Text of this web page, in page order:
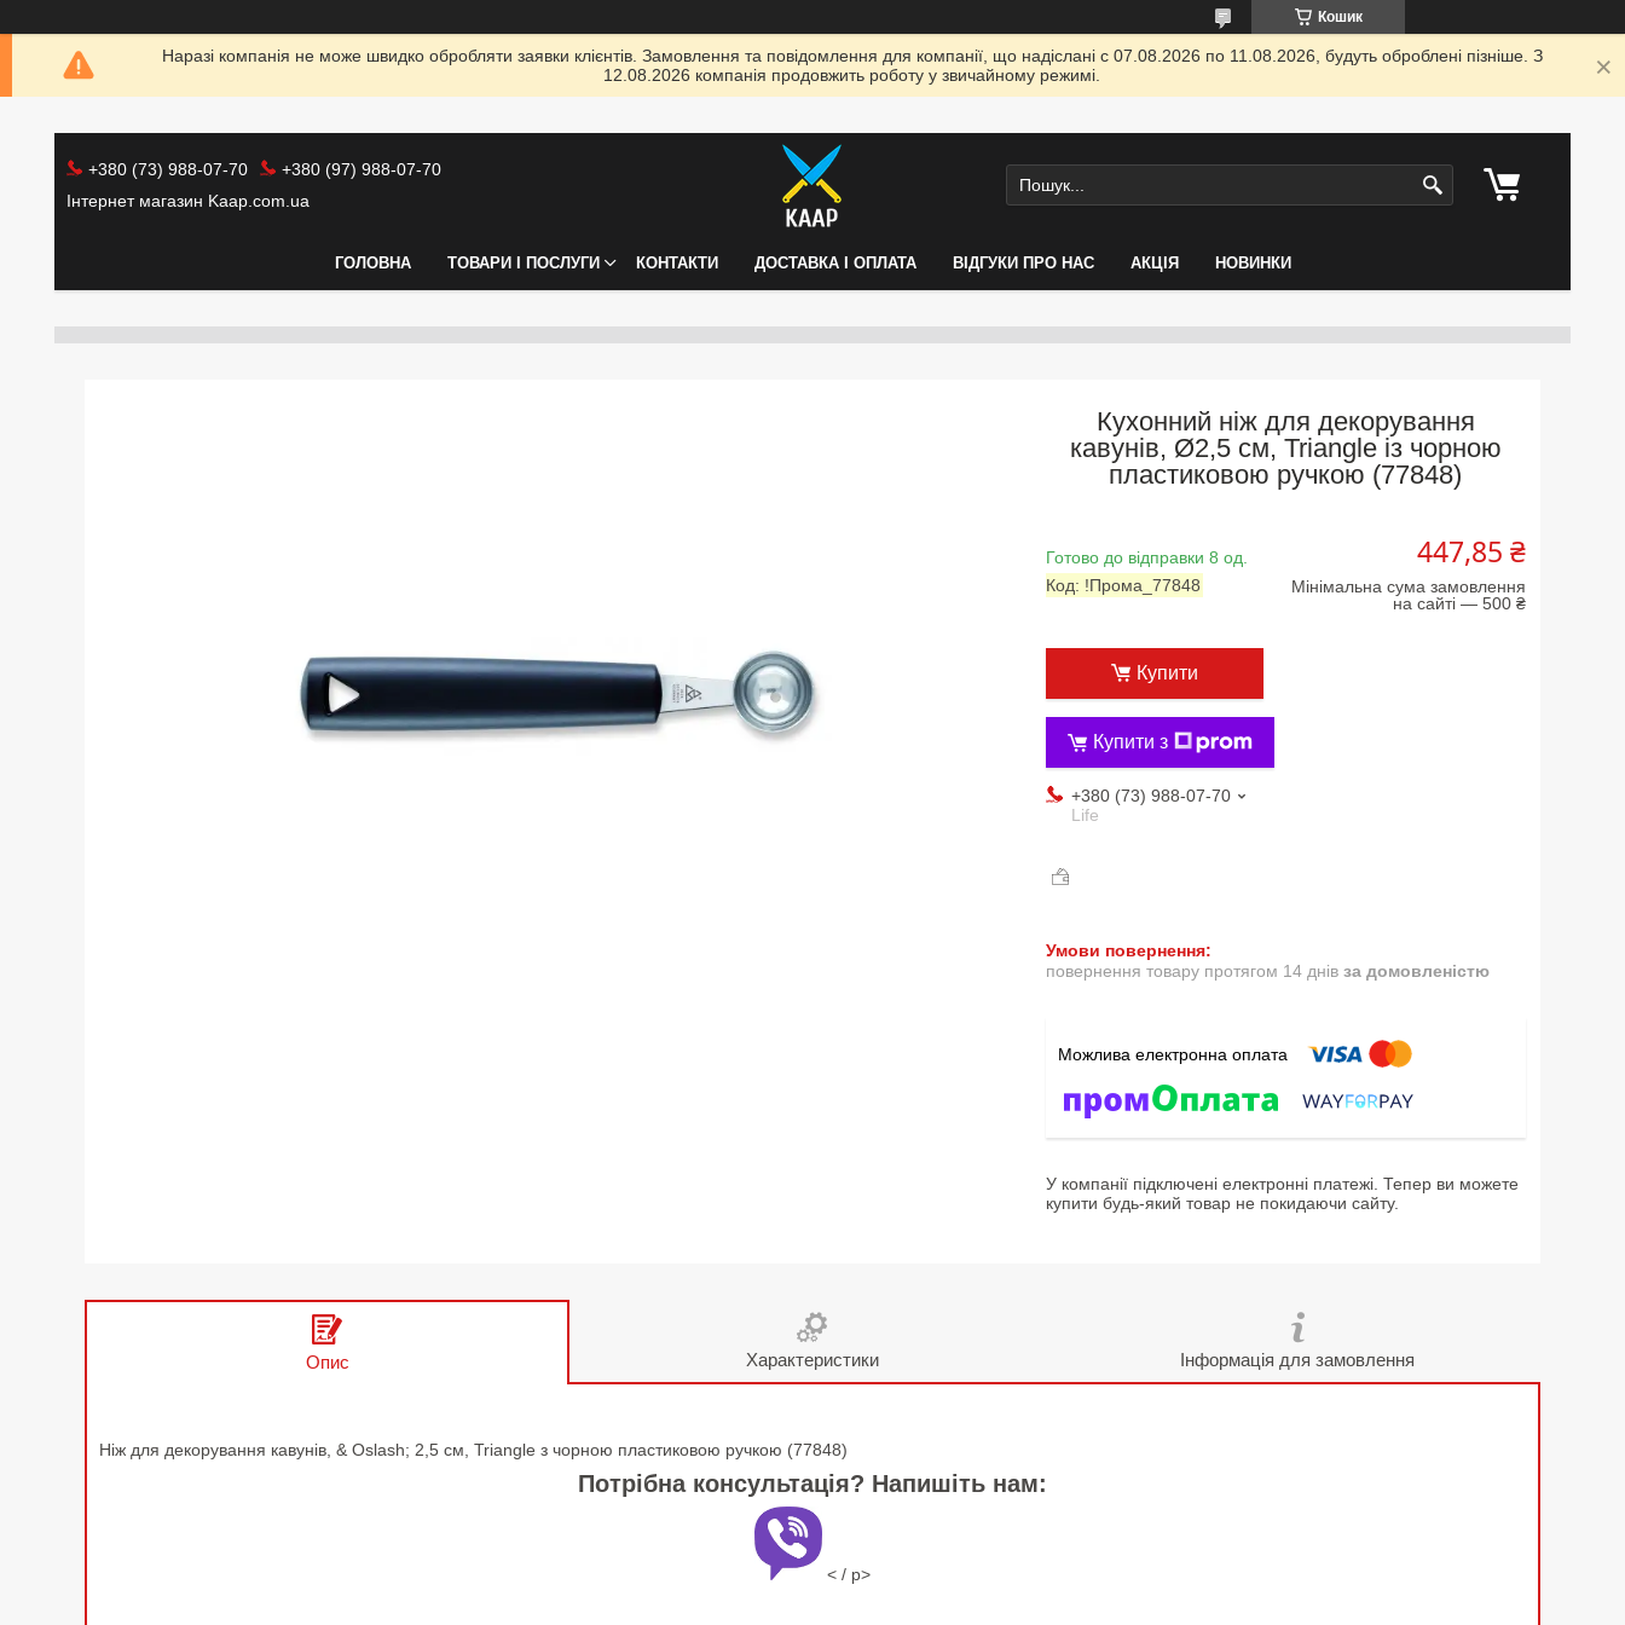
Кошик
Наразі компанія не може швидко обробляти заявки клієнтів. Замовлення та повідомлення для компанії, що надіслані с 07.08.2026 по 11.08.2026, будуть оброблені пізніше. З
12.08.2026 компанія продовжить роботу у звичайному режимі.
+380 (73) 988-07-70
+380 (97) 988-07-70
Інтернет магазин Kaap.com.ua
ГОЛОВНА ТОВАРИ І ПОСЛУГИ КОНТАКТИ ДОСТАВКА І ОПЛАТА ВІДГУКИ ПРО НАС АКЦІЯ НОВИНКИ
Кухонний ніж для декорування
кавунів, Ø2,5 см, Triangle із чорною
пластиковою ручкою (77848)
Готово до відправки 8 од.
Код: !Прома_77848
447,85 ₴
Мінімальна сума замовлення
на сайті — 500 ₴
Купити
Купити з
+380 (73) 988-07-70
Life
повернення товару протягом 14 днів за домовленістю
У компанії підключені електронні платежі. Тепер ви можете
купити будь-який товар не покидаючи сайту.
Опис Характеристики Інформація для замовлення
Ніж для декорування кавунів, & Oslash; 2,5 см, Triangle з чорною пластиковою ручкою (77848)
Потрібна консультація? Напишіть нам:
< / p>